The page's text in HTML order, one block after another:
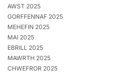
AWST 2025
GORFFENNAF 2025
MEHEFIN 2025
MAI 2025
EBRILL 2025
MAWRTH 2025
CHWEFROR 2025